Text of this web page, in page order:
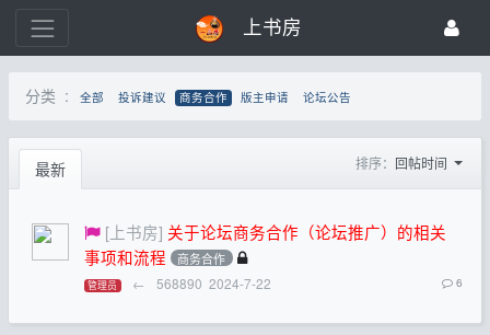
上书房
分类 : 全部 投诉建议 商务合作 版主申请 论坛公告
最新 排序： 回帖时间
[上书房] 关于论坛商务合作（论坛推广）的相关
事项和流程
商务合作
管理员 ← 568890 2024-7-22 6